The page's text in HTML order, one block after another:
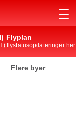
Flyplan
flystatusopdateringer her
Flere byer